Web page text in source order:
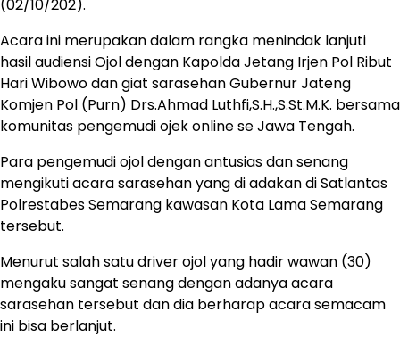
(02/10/202).
Acara ini merupakan dalam rangka menindak lanjuti
hasil audiensi Ojol dengan Kapolda Jetang Irjen Pol Ribut
Hari Wibowo dan giat sarasehan Gubernur Jateng
Komjen Pol (Purn) Drs.Ahmad Luthfi,S.H.,S.St.M.K. bersama
komunitas pengemudi ojek online se Jawa Tengah.
Para pengemudi ojol dengan antusias dan senang
mengikuti acara sarasehan yang di adakan di Satlantas
Polrestabes Semarang kawasan Kota Lama Semarang
tersebut.
Menurut salah satu driver ojol yang hadir wawan (30)
mengaku sangat senang dengan adanya acara
sarasehan tersebut dan dia berharap acara semacam
ini bisa berlanjut.